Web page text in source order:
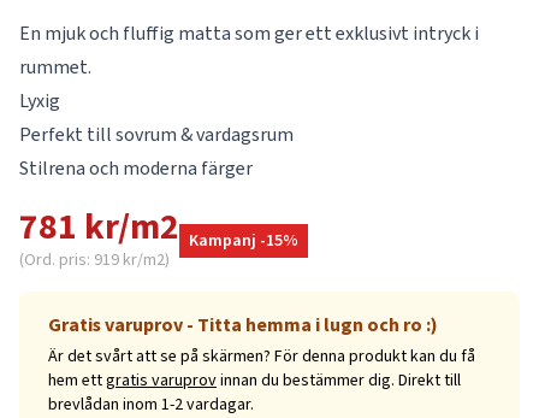
En mjuk och fluffig matta som ger ett exklusivt intryck i
rummet.
Lyxig
Perfekt till sovrum & vardagsrum
Stilrena och moderna färger
781 kr/m2
(Ord. pris: 919 kr/m2)
Kampanj -15%
Gratis varuprov - Titta hemma i lugn och ro :)
Är det svårt att se på skärmen? För denna produkt kan du få
hem ettgratis varuprovinnan du bestämmer dig. Direkt till
brevlådan inom 1-2 vardagar.